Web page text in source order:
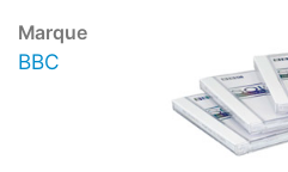
Marque
BBC